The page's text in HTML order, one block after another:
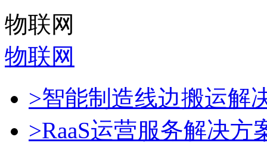
物联网
物联网
>智能制造线边搬运解
>RaaS运营服务解决方